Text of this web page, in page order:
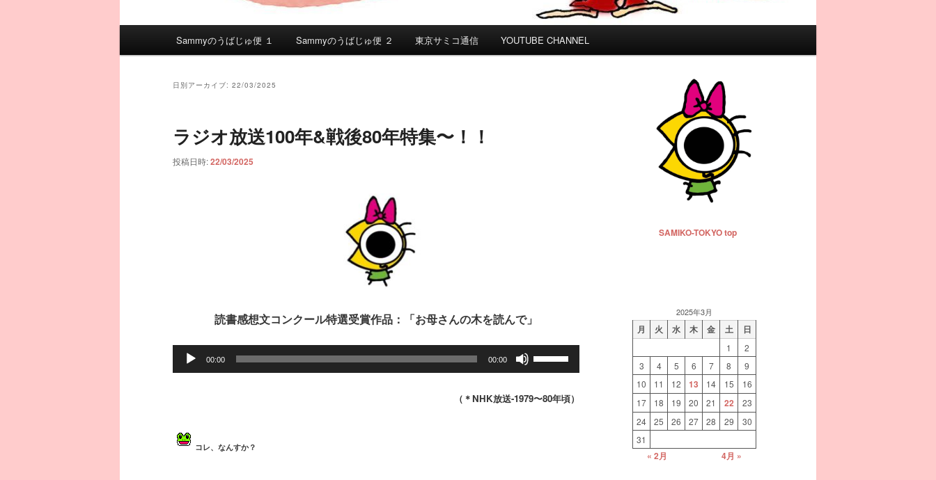
Sammyのうばじゅ便 １ Sammyのうばじゅ便 ２ 東京サミコ通信 YOUTUBE CHANNEL
日別アーカイブ: 22/03/2025
ラジオ放送100年&戦後80年特集〜！！
投稿日時:22/03/2025
読書感想文コンクール特選受賞作品：「お母さんの木を読んで」
声
ヤ
00:00 00:00
ー
（＊NHK放送-1979〜80年頃）
コレ、なんすか？
SAMIKO-TOKYO top
2025年3月
月 火 水 木 金 土 日
1
2
3
4 5 6 7 8
9
10
11 12 13 14 15
16
17
18 19 20 21 22
23
24
25 26 27 28 29
30
31
« 2月 4月 »